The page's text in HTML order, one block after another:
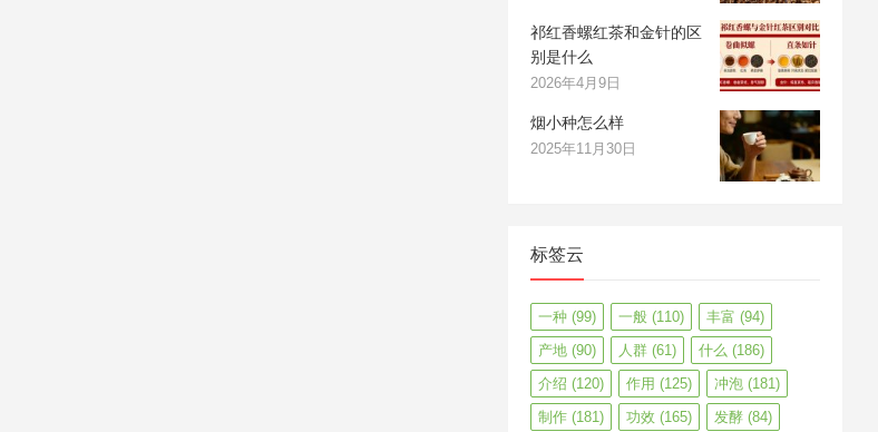
祁红香螺红茶和金针的区
别是什么
2026年4月9日
烟小种怎么样
2025年11月30日
标签云
一种 (99) 一般 (110) 丰富 (94)
产地 (90) 人群 (61) 什么 (186)
介绍 (120) 作用 (125) 冲泡 (181)
制作 (181) 功效 (165) 发酵 (84)